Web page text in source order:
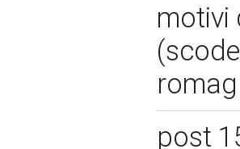
motivi
post